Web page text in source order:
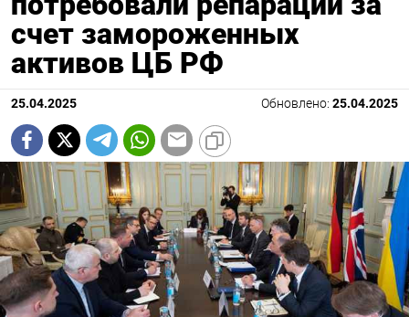
счет замороженных
активов ЦБ РФ
25.04.2025 Обновлено: 25.04.2025